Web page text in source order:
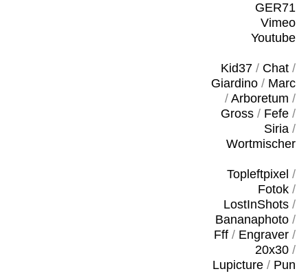
GER71
Vimeo
Youtube
Kid37/ Chat/
Giardino/ Marc
/ Arboretum /
Gross/ Fefe/
Siria/
Wortmischer
Topleftpixel /
Fotok/
LostInShots/
Bananaphoto/
Fff/ Engraver/
20x30/
Lupicture/ Pun